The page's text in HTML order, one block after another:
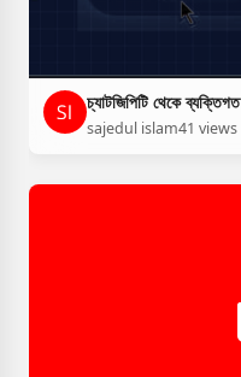
চ্যাটজিপিটি থেকে
sajedul islam41 views